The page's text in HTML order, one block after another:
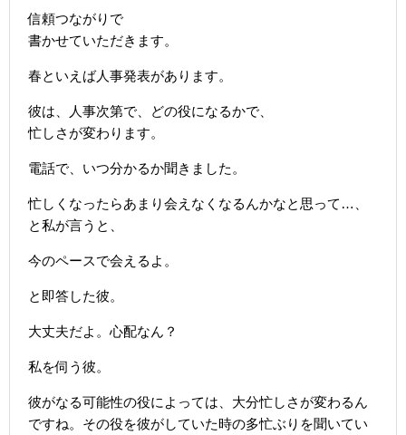
信頼つながりで
書かせていただきます。
春といえば人事発表があります。
彼は、人事次第で、どの役になるかで、
忙しさが変わります。
電話で、いつ分かるか聞きました。
忙しくなったらあまり会えなくなるんかなと思って…、
と私が言うと、
今のペースで会えるよ。
と即答した彼。
大丈夫だよ。心配なん？
私を伺う彼。
彼がなる可能性の役によっては、大分忙しさが変わるん
ですね。その役を彼がしていた時の多忙ぶりを聞いてい